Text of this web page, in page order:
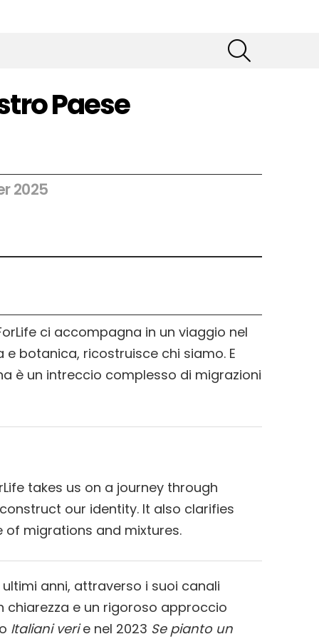
Paese
2025
ci accompagna in un viaggio nel
botanica, ricostruisce chi siamo. E
è un intreccio complesso di migrazioni
takes us on a journey through
our identity. It also clarifies
of migrations and mixtures.
anni, attraverso i suoi canali
chiarezza e un rigoroso approccio
Italiani verie nel 2023 Se pianto un